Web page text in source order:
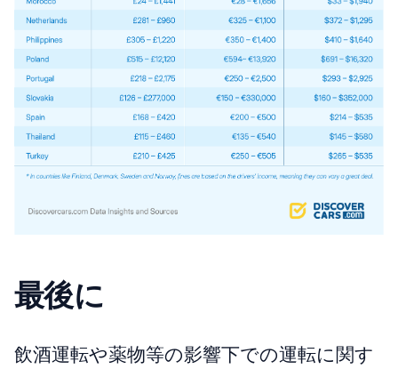
最後に
飲酒運転や薬物等の影響下での運転に関す